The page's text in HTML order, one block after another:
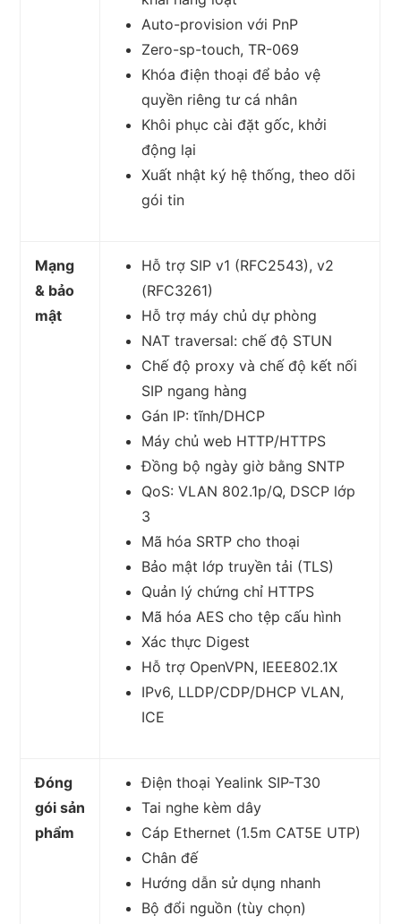
Auto-provision với PnP
Zero-sp-touch, TR-069
Khóa điện thoại để bảo vệ
quyền riêng tư cá nhân
Khôi phục cài đặt gốc, khởi
động lại
Xuất nhật ký hệ thống, theo dõi
gói tin
Mạng
& bảo
mật
Hỗ trợ SIP v1 (RFC2543), v2
(RFC3261)
Hỗ trợ máy chủ dự phòng
NAT traversal: chế độ STUN
Chế độ proxy và chế độ kết nối
SIP ngang hàng
Gán IP: tĩnh/DHCP
Máy chủ web HTTP/HTTPS
Đồng bộ ngày giờ bằng SNTP
QoS: VLAN 802.1p/Q, DSCP lớp
3
Mã hóa SRTP cho thoại
Bảo mật lớp truyền tải (TLS)
Quản lý chứng chỉ HTTPS
Mã hóa AES cho tệp cấu hình
Xác thực Digest
Hỗ trợ OpenVPN, IEEE802.1X
IPv6, LLDP/CDP/DHCP VLAN,
ICE
Đóng
gói sản
phẩm
Điện thoại Yealink SIP-T30
Tai nghe kèm dây
Cáp Ethernet (1.5m CAT5E UTP)
Chân đế
Hướng dẫn sử dụng nhanh
Bộ đổi nguồn (tùy chọn)